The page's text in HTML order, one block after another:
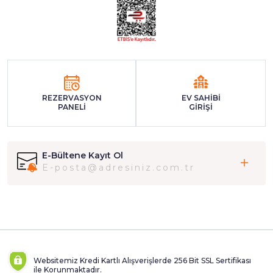
REZERVASYON
PANELİ
EV SAHİBİ
GİRİŞİ
E-Bültene Kayıt Ol
Websitemiz Kredi Kartlı Alışverişlerde 256 Bit SSL Sertifikası
ile Korunmaktadır.